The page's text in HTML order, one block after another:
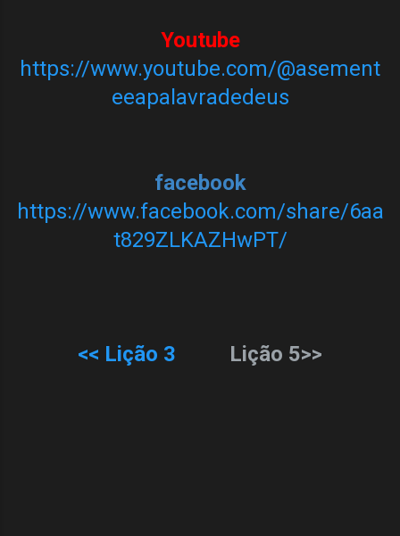
Youtube
https://www.youtube.com/@asement
eeapalavradedeus
facebook
https://www.facebook.com/share/6aa
t829ZLKAZHwPT/
<< Lição 3 Lição 5>>